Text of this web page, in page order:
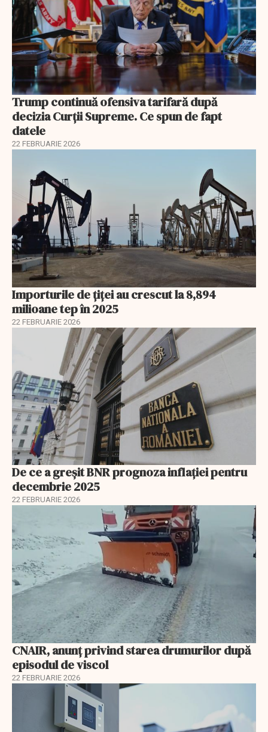
Trump continuă ofensiva tarifară după
decizia Curții Supreme. Ce spun de fapt
datele
22 FEBRUARIE 2026
Importurile de țiței au crescut la 8,894
milioane tep în 2025
22 FEBRUARIE 2026
De ce a greșit BNR prognoza inflației pentru
decembrie 2025
22 FEBRUARIE 2026
CNAIR, anunț privind starea drumurilor după
episodul de viscol
22 FEBRUARIE 2026